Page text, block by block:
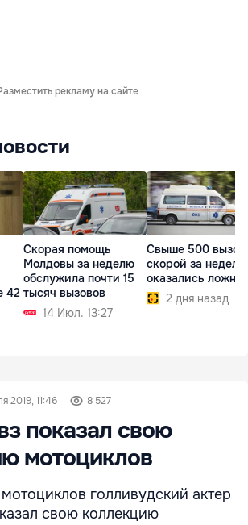
рекламу на сайте
42
Скорая помощь
Молдовы за неделю
обслужила почти 15
тысяч вызовов
14 Июл. 13:27
Свыше 500
скорой за неделю
оказались
2 дня назад
2019, 11:46 8 527
показал свою
мотоциклов
голливудский актер
свою коллекцию